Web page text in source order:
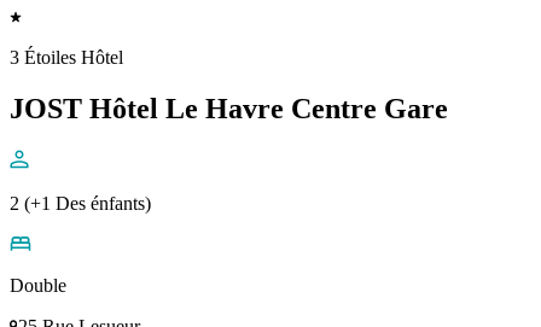
3 Étoiles Hôtel
JOST Hôtel Le Havre Centre Gare
2 (+1 Des énfants)
Double